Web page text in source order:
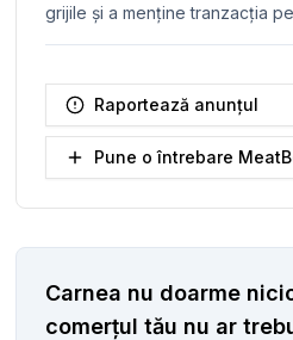
grijile și a menține tranzacția
Raportează anunțul
Pune o întrebare
Carnea nu doarme
comerțul tău nu ar